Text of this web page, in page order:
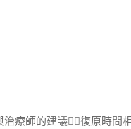
療師的建議👩‍⚕復原時間